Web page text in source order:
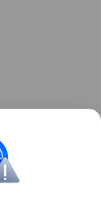
«подарком